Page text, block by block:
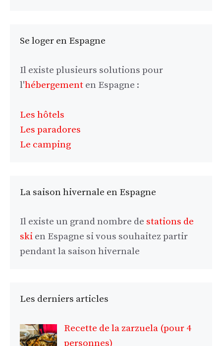
Se loger en Espagne
Il existe plusieurs solutions pour
l'hébergement en Espagne :
Les hôtels
Les paradores
Le camping
La saison hivernale en Espagne
Il existe un grand nombre de stations de
ski en Espagne si vous souhaitez partir
pendant la saison hivernale
Les derniers articles
Recette de la zarzuela (pour 4
personnes)